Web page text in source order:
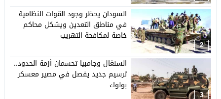
2
السودان يحظر وجود القوات النظامية
في مناطق التعدين ويشكل محاكم
خاصة لمكافحة التهريب
3
السنغال وجامبيا تحسمان أزمة الحدود..
ترسيم جديد يفصل في مصير معسكر
بولوك